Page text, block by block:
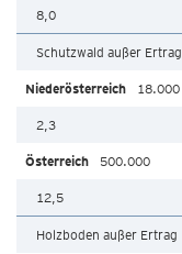
8,0
Schutzwald außer Ertrag
18.000
2,3
500.000
12,5
Holzboden außer Ertrag